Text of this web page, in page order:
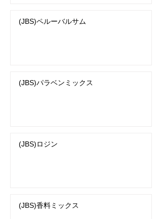
(JBS)ペルーバルサム
(JBS)パラベンミックス
(JBS)ロジン
(JBS)香料ミックス